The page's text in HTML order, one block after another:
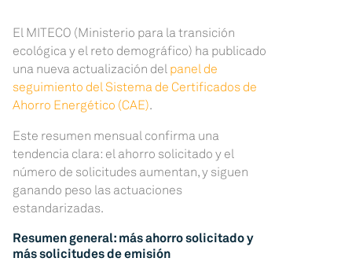
El MITECO (Ministerio para la transición
ecológica y el reto demográfico) ha publicado
una nueva actualización del panel de
seguimiento del Sistema de Certificados de
Ahorro Energético (CAE).
Este resumen mensual confirma una
tendencia clara: el ahorro solicitado y el
número de solicitudes aumentan, y siguen
ganando peso las actuaciones
estandarizadas.
Resumen general: más ahorro solicitado y
más solicitudes de emisión